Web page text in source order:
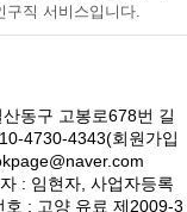
구직 서비스입니다.
동구 고봉로678번 길
4730-4343(회원가입
: 임현자, 사업자등록
: 고양 유료 제2009-3